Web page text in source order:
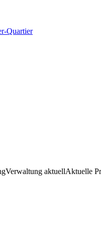
Quartier
Verwaltung aktuellAktuelle